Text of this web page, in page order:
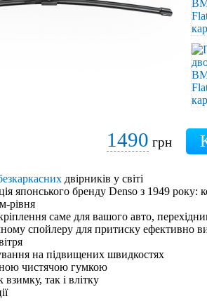
1490 грн
двірників у світі
японського бренду Denso з 1949 року:
рівня
саме для вашого авто,
спойлеру для притиску ефективно
на підвищених швидкостях
чистячою гумкою
так і влітку